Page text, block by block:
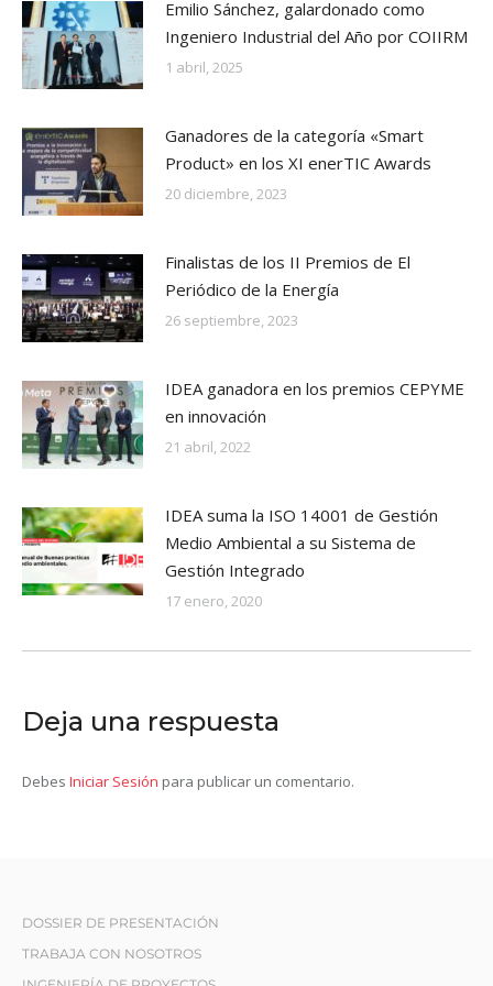
Emilio Sánchez, galardonado como
Ingeniero Industrial del Año por COIIRM
1 abril, 2025
Ganadores de la categoría «Smart
Product» en los XI enerTIC Awards
20 diciembre, 2023
Finalistas de los II Premios de El
Periódico de la Energía
26 septiembre, 2023
IDEA ganadora en los premios CEPYME
en innovación
21 abril, 2022
IDEA suma la ISO 14001 de Gestión
Medio Ambiental a su Sistema de
Gestión Integrado
17 enero, 2020
Deja una respuesta
Debes Iniciar Sesión para publicar un comentario.
DOSSIER DE PRESENTACIÓN
TRABAJA CON NOSOTROS